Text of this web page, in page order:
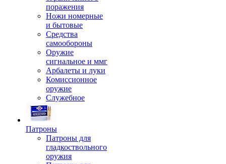
поражения
Ножи номерные
и бытовые
Средства
самообороны
Оружие
сигнальное и ммг
Арбалеты и луки
Комиссионное
оружие
Служебное
Патроны
Патроны для
гладкоствольного
оружия